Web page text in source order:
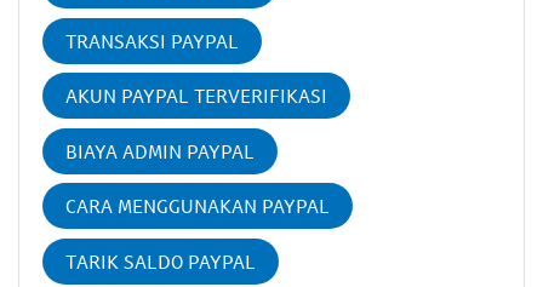
TRANSAKSI PAYPAL
AKUN PAYPAL TERVERIFIKASI
BIAYA ADMIN PAYPAL
CARA MENGGUNAKAN PAYPAL
TARIK SALDO PAYPAL